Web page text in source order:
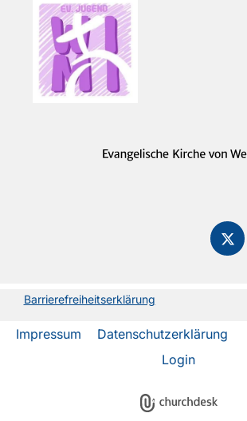
Barrierefreiheitserklärung
Impressum Datenschutzerklärung
Login